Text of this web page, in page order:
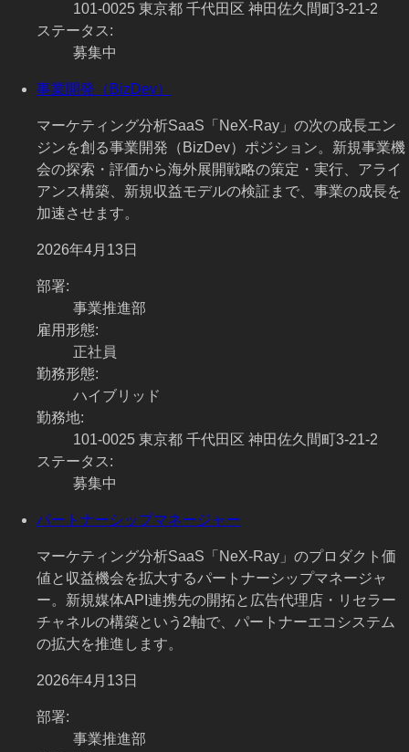
101-0025 東京都 千代田区 神田佐久間町3-21-2
ステータス:
募集中
事業開発（BizDev）
マーケティング分析SaaS「NeX-Ray」の次の成長エン
ジンを創る事業開発（BizDev）ポジション。新規事業機
会の探索・評価から海外展開戦略の策定・実行、アライ
アンス構築、新規収益モデルの検証まで、事業の成長を
加速させます。
2026年4月13日
部署:
事業推進部
雇用形態:
正社員
勤務形態:
ハイブリッド
勤務地:
101-0025 東京都 千代田区 神田佐久間町3-21-2
ステータス:
募集中
パートナーシップマネージャー
マーケティング分析SaaS「NeX-Ray」のプロダクト価
値と収益機会を拡大するパートナーシップマネージャ
ー。新規媒体API連携先の開拓と広告代理店・リセラー
チャネルの構築という2軸で、パートナーエコシステム
の拡大を推進します。
2026年4月13日
部署:
事業推進部